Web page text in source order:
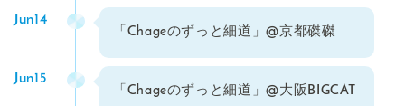
「Chageのずっと細道」@京都磔磔
Jun14
「Chageのずっと細道」@大阪BIGCAT
Jun15